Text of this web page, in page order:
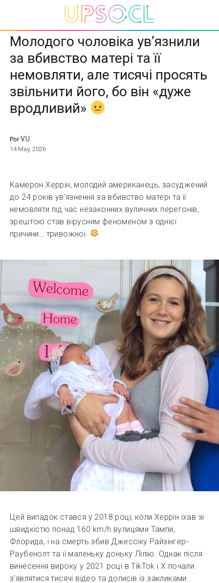
Молодого чоловіка ув’язнили
за вбивство матері та її
немовляти, але тисячі просять
звільнити його, бо він «дуже
вродливий»
PorV.U.
14 May, 2026
Камерон Херрін, молодий американець, засуджений
до 24 років ув’язнення за вбивство матері та її
немовляти під час незаконних вуличних перегонів,
зрештою став вірусним феноменом з однієї
причини… тривожної.
Цей випадок стався у 2018 році, коли Херрін їхав зі
швидкістю понад 160 km/h вулицями Тампи,
Флорида, і на смерть збив Джессіку Райзінгер-
Раубенолт та її маленьку доньку Лілію. Однак після
винесення вироку у 2021 році в TikTok і X почали
з’являтися тисячі відео та дописів із закликами